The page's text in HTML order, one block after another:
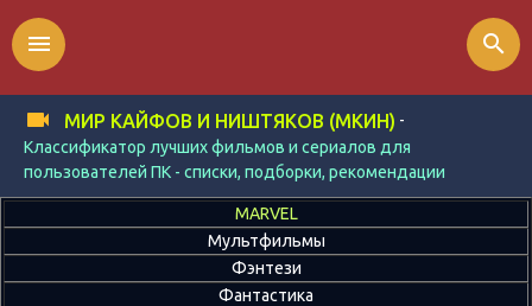
МИР КАЙФОВ И НИШТЯКОВ (МКИН) -
Классификатор лучших фильмов и сериалов для
пользователей ПК - списки, подборки, рекомендации
menu search
MARVEL
Мультфильмы
Фэнтези
Фантастика